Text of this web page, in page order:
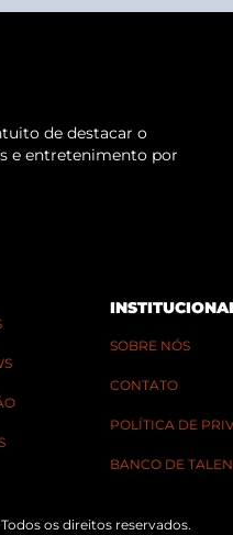
de destacar o
e entretenimento por
SOBRE NÓS
CONTATO
POLÍTICA DE
BANCO DE
os direitos reservados.